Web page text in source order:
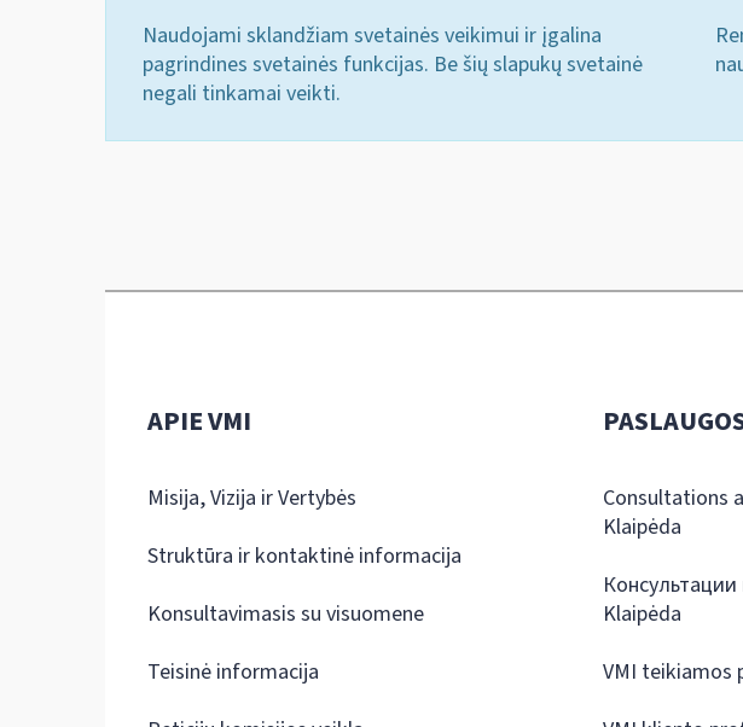
Naudojami sklandžiam svetainės veikimui ir įgalina
pagrindines svetainės funkcijas. Be šių slapukų svetainė
negali tinkamai veikti.
APIE VMI
Misija, Vizija ir Vertybės
Struktūra ir kontaktinė informacija
Konsultavimasis su visuomene
Teisinė informacija
Consultations
Klaipėda
Klaipėda
VMI teikiamos